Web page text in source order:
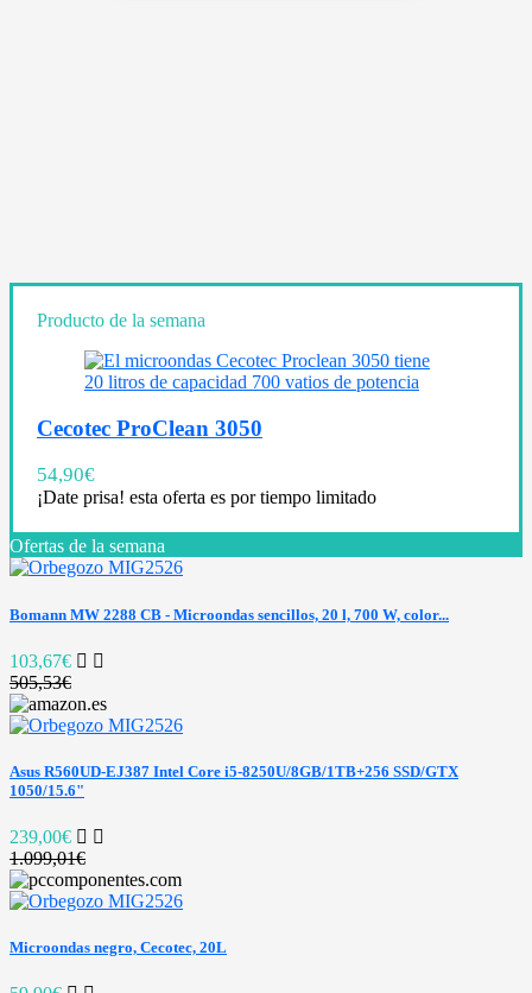
Producto de la semana
Cecotec ProClean 3050
54,90€
¡Date prisa! esta oferta es por tiempo limitado
Ofertas de la semana
Bomann MW 2288 CB - Microondas sencillos, 20 l, 700 W, color...
103,67€
505,53€
Asus R560UD-EJ387 Intel Core i5-8250U/8GB/1TB+256 SSD/GTX
1050/15.6"
239,00€
1.099,01€
Microondas negro, Cecotec, 20L